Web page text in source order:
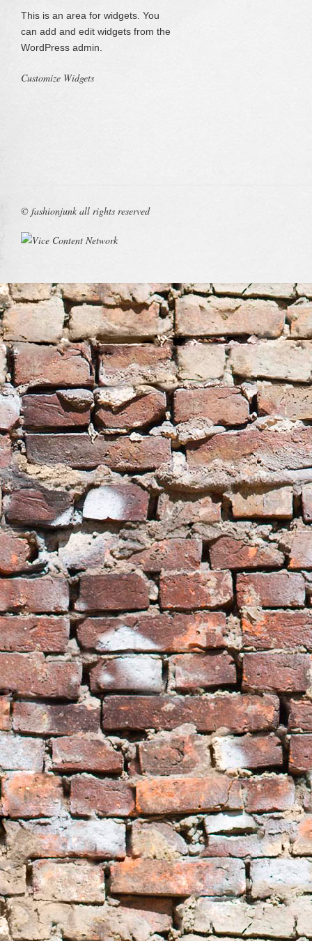
This is an area for widgets. You
can add and edit widgets from the
WordPress admin.
Customize Widgets
© fashionjunk all rights reserved